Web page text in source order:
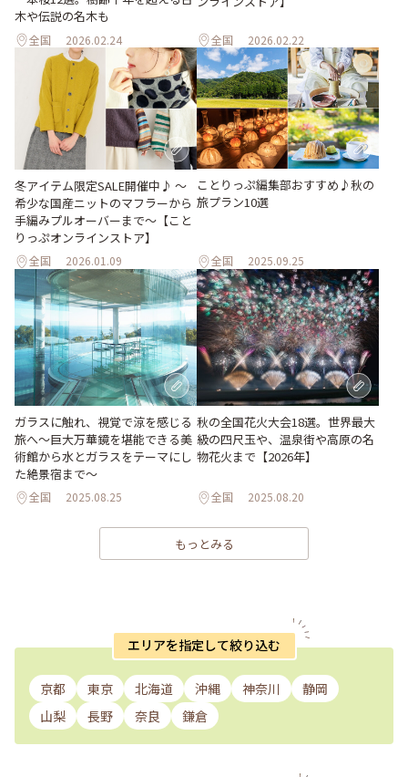
木や伝説の名木も
全国 2026.02.24 全国 2026.02.22
冬アイテム限定SALE開催中♪ ～
希少な国産ニットのマフラーから
手編みプルオーバーまで～【こと
りっぷオンラインストア】
全国 2026.01.09
ことりっぷ編集部おすすめ♪秋の
旅プラン10選
全国 2025.09.25
ガラスに触れ、視覚で涼を感じる
旅へ～巨大万華鏡を堪能できる美
術館から水とガラスをテーマにし
た絶景宿まで～
全国 2025.08.25
秋の全国花火大会18選。世界最大
級の四尺玉や、温泉街や高原の名
物花火まで【2026年】
全国 2025.08.20
もっとみる
エリアを指定して絞り込む
京都 東京 北海道 沖縄 神奈川
静岡
山梨
長野 奈良 鎌倉